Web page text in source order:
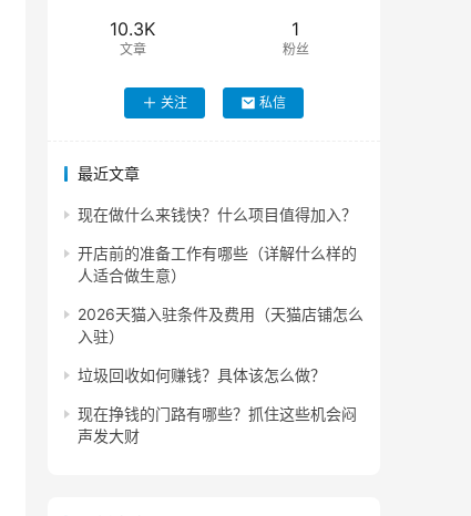
10.3K
文章
1
粉丝
关注 私信
最近文章
现在做什么来钱快？什么项目值得加入？
开店前的准备工作有哪些（详解什么样的
人适合做生意）
2026天猫入驻条件及费用（天猫店铺怎么
入驻）
垃圾回收如何赚钱？具体该怎么做？
现在挣钱的门路有哪些？抓住这些机会闷
声发大财